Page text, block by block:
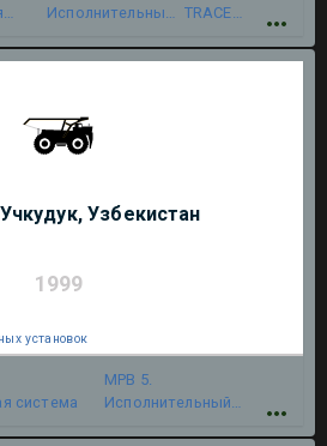
Исполнительный
TRACE
Узбекистан
1999
установок
система
МРВ 5.
Исполнительный